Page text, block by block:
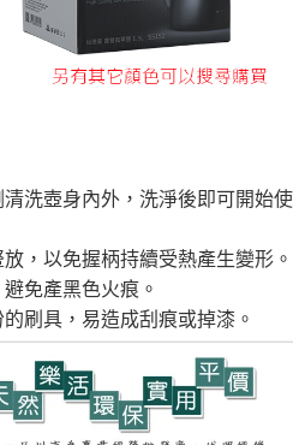
洗壺身內外，洗淨後即可開始使
，以免握柄持續受熱產生變形。
免產黑色火痕。
刷具，易造成刮痕或掉漆。